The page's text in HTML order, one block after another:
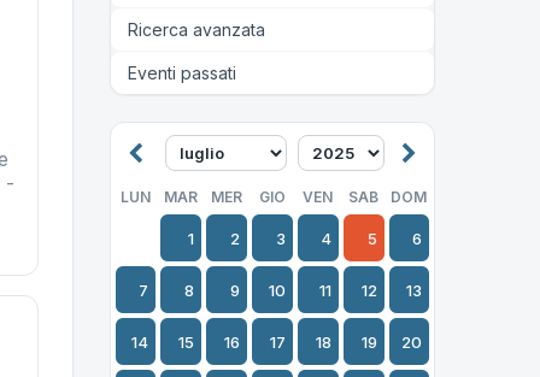
-
Ricerca avanzata
Eventi passati
LUN MAR MER GIO VEN SAB DOM
1 2 3 4 5 6
7 8 9 10 11 12 13
14 15 16 17 18 19 20